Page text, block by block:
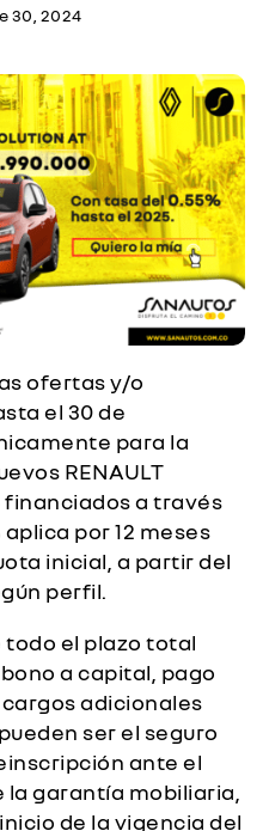
30, 2024
ofertas y/o
el 30 de
para la
RENAULT
financiados a través
aplica por 12 meses
inicial, a partir del
perfil.
el plazo total
a capital, pago
adicionales
ser el seguro
ante el
la garantía mobiliaria,
de la vigencia del